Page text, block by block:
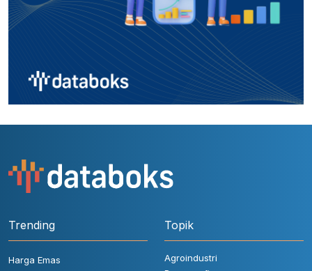
Trending
Harga Emas
Topik
Agroindustri